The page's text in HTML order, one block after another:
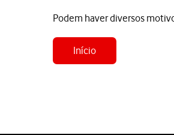
Podem haver diversos
Início